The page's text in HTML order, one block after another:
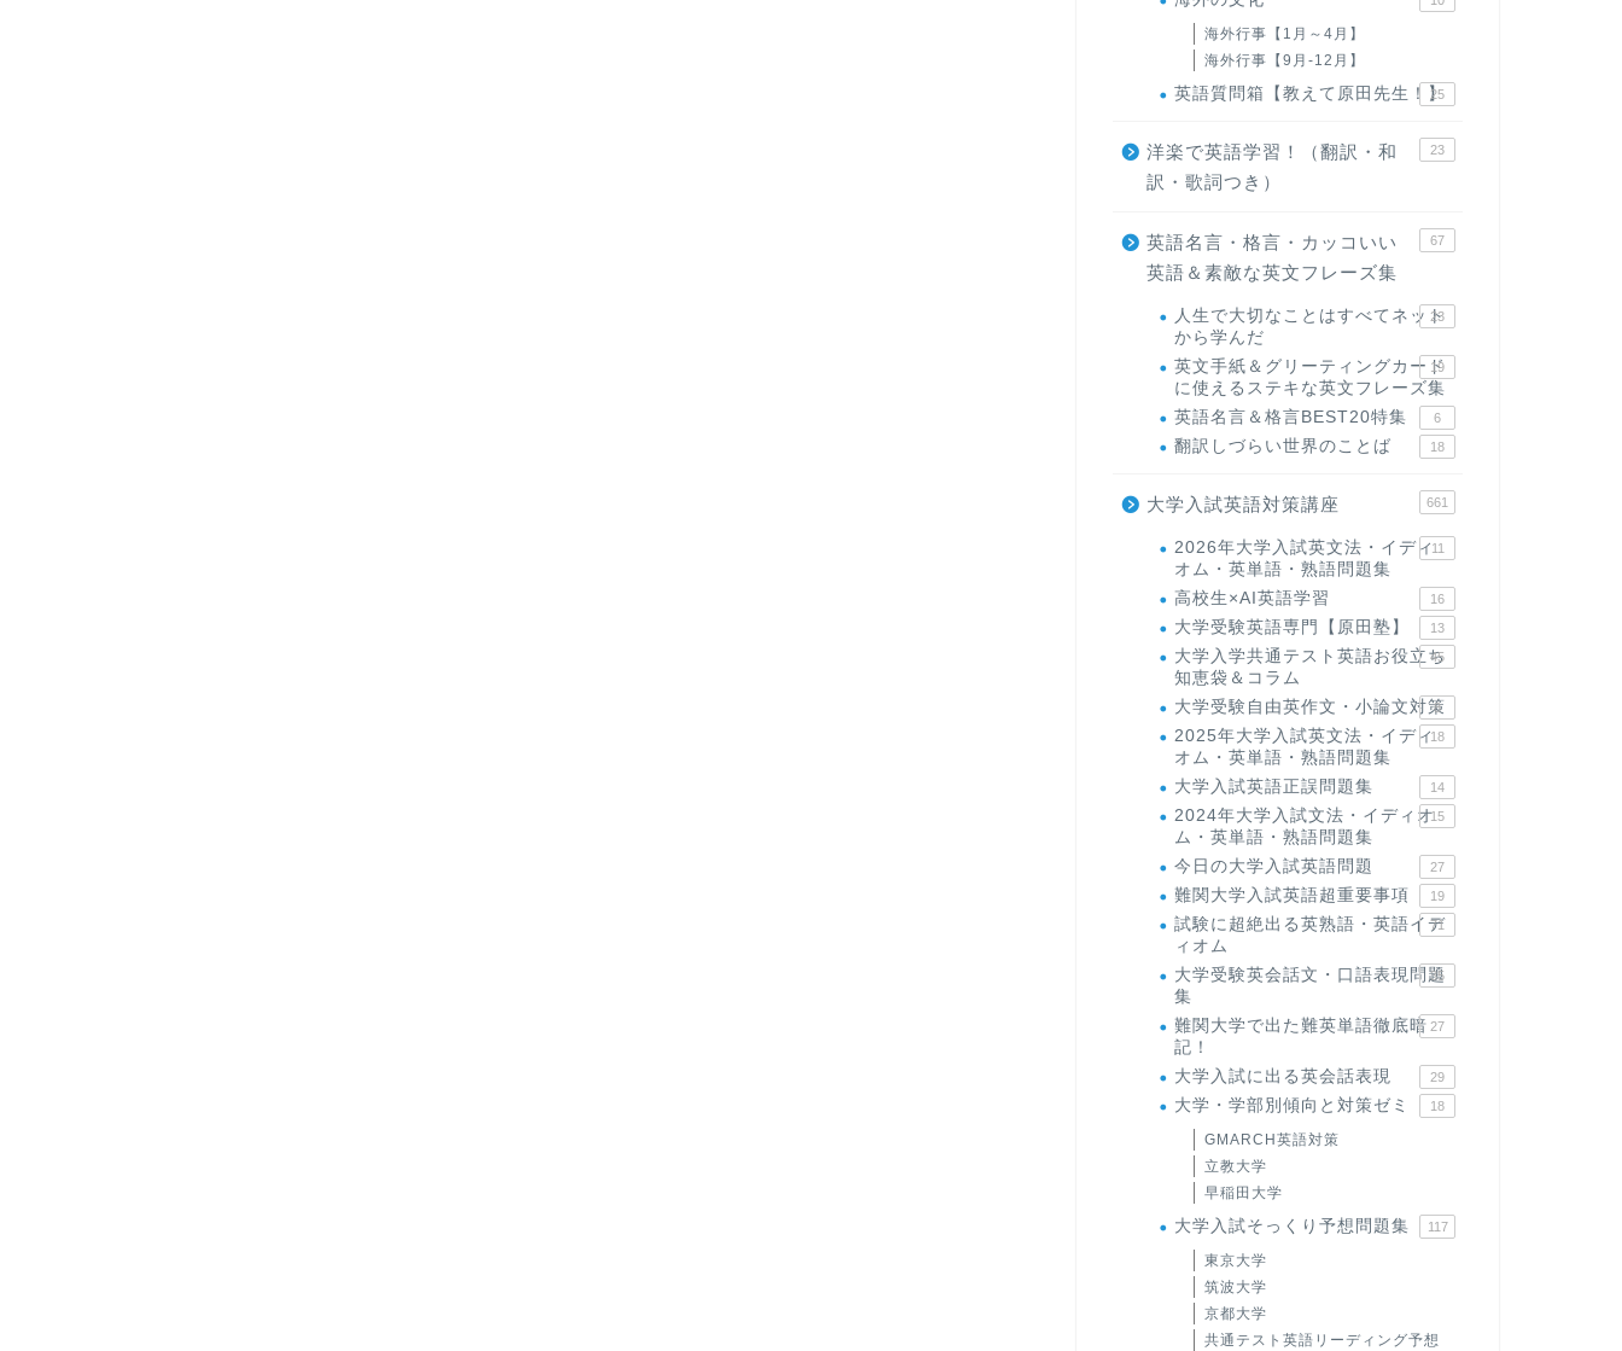
海外行事【1月～4月】
海外行事【9月-12月】
英語質問箱【教えて原田先生！】
25
洋楽で英語学習！（翻訳・和
訳・歌詞つき）
23
英語名言・格言・カッコいい
英語＆素敵な英文フレーズ集
67
人生で大切なことはすべてネット
から学んだ
23
英文手紙＆グリーティングカード
に使えるステキな英文フレーズ集
19
英語名言＆格言BEST20特集 6
翻訳しづらい世界のことば 18
大学入試英語対策講座 661
2026年大学入試英文法・イディ
オム・英単語・熟語問題集
11
高校生×AI英語学習 16
大学受験英語専門【原田塾】 13
大学入学共通テスト英語お役立ち
知恵袋＆コラム
45
大学受験自由英作文・小論文対策
8
2025年大学入試英文法・イディ
オム・英単語・熟語問題集
18
大学入試英語正誤問題集 14
2024年大学入試文法・イディオ
ム・英単語・熟語問題集
15
今日の大学入試英語問題 27
難関大学入試英語超重要事項 19
試験に超絶出る英熟語・英語イデ
ィオム
71
大学受験英会話文・口語表現問題
集
35
難関大学で出た難英単語徹底暗
記！
27
大学入試に出る英会話表現 29
大学・学部別傾向と対策ゼミ 18
GMARCH英語対策
立教大学
早稲田大学
大学入試そっくり予想問題集 117
東京大学
筑波大学
京都大学
共通テスト英語リーディング予想